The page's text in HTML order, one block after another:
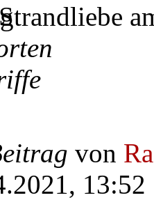
von
13:52